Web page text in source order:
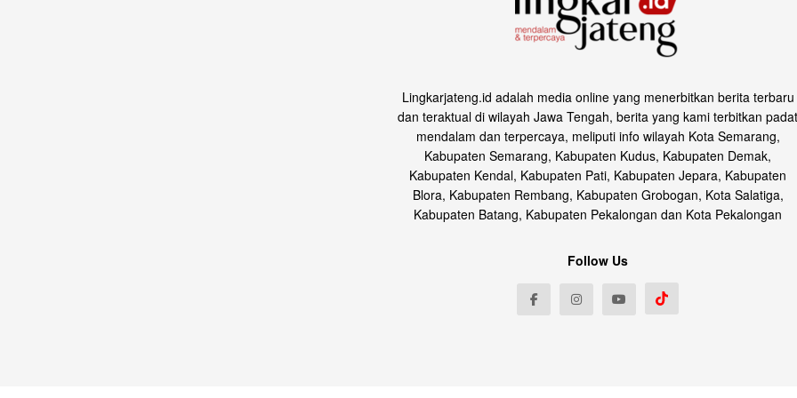
Lingkarjateng.id adalah media online yang menerbitkan berita terbaru
dan teraktual di wilayah Jawa Tengah, berita yang kami terbitkan padat
mendalam dan terpercaya, meliputi info wilayah Kota Semarang,
Kabupaten Semarang, Kabupaten Kudus, Kabupaten Demak,
Kabupaten Kendal, Kabupaten Pati, Kabupaten Jepara, Kabupaten
Blora, Kabupaten Rembang, Kabupaten Grobogan, Kota Salatiga,
Kabupaten Batang, Kabupaten Pekalongan dan Kota Pekalongan
Follow Us